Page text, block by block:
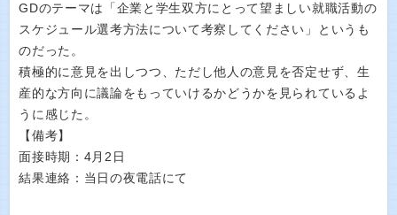
GDのテーマは「企業と学生双方にとって望ましい就職活動の
スケジュール選考方法について考察してください」というも
のだった。
積極的に意見を出しつつ、ただし他人の意見を否定せず、生
産的な方向に議論をもっていけるかどうかを見られているよ
うに感じた。
【備考】
面接時期：4月2日
結果連絡：当日の夜電話にて